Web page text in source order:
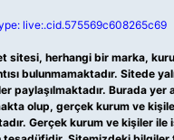
live:.cid.575569c608265c69
sitesi, herhangi bir marka,
bulunmamaktadır. Sitede
paylaşılmaktadır. Burada yer
olup, gerçek kurum ve
Gerçek kurum ve kişiler ile